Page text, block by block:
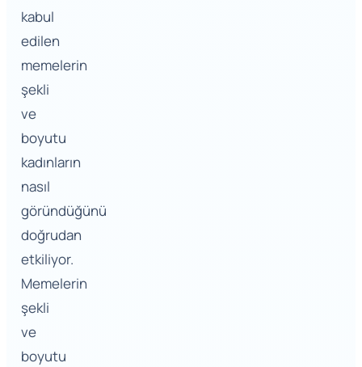
kabul
edilen
memelerin
şekli
ve
boyutu
kadınların
nasıl
göründüğünü
doğrudan
etkiliyor.
Memelerin
şekli
ve
boyutu